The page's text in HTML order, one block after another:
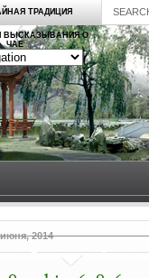
ТРАДИЦИЯ
ВЫСКАЗЫВАНИЯ О
ЧАЕ
Полезные свойства чая
2014